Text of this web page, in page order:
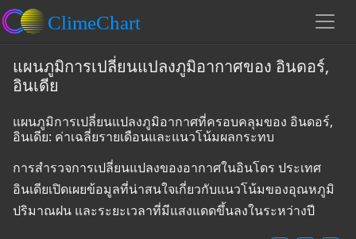
แผนภูมิการเปลี่ยนแปลงภูมิอากาศของ อินดอร์,
อินเดีย
แผนภูมิการเปลี่ยนแปลงภูมิอากาศที่ครอบคลุมของ อินดอร์,
อินเดีย: ค่าเฉลี่ยรายเดือนและแนวโน้มผลกระทบ
การสำรวจการเปลี่ยนแปลงของอากาศในอินโดร ประเทศ
อินเดียเปิดเผยข้อมูลที่น่าสนใจเกี่ยวกับแนวโน้มของอุณหภูมิ
ปริมาณฝน และระยะเวลาที่มีแสงแดดขึ้นลงในระหว่างปี